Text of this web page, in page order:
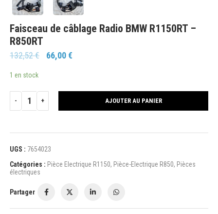
Faisceau de câblage Radio BMW R1150RT –
R850RT
132,52€ 66,00€
1 en stock
AJOUTER AU PANIER
UGS : 7654023
Catégories : Pièce Electrique R1150, Pièce-Electrique R850, Pièces
électriques
Partager